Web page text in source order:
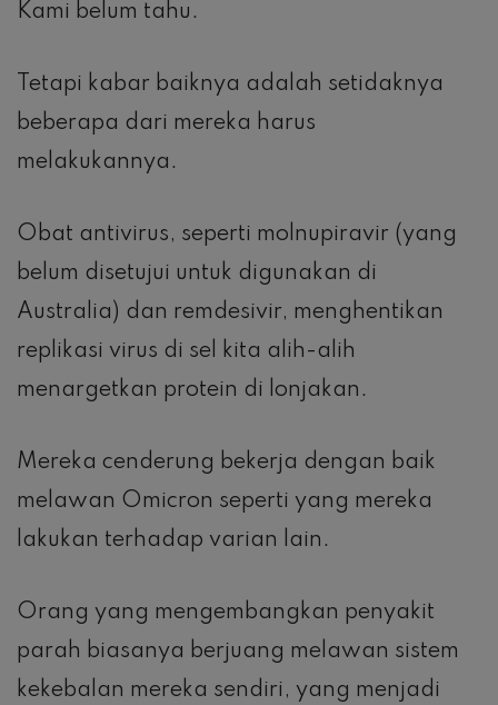
Kami belum tahu.
Tetapi kabar baiknya adalah setidaknya
beberapa dari mereka harus
melakukannya.
Obat antivirus, seperti molnupiravir (yang
belum disetujui untuk digunakan di
Australia) dan remdesivir, menghentikan
replikasi virus di sel kita alih-alih
menargetkan protein di lonjakan.
Mereka cenderung bekerja dengan baik
melawan Omicron seperti yang mereka
lakukan terhadap varian lain.
Orang yang mengembangkan penyakit
parah biasanya berjuang melawan sistem
kekebalan mereka sendiri, yang menjadi